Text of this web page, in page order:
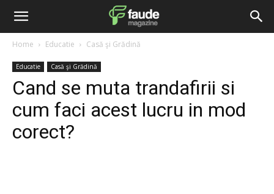
Home Educatie Casă şi Grădină
Educatie Casă şi Grădină
Cand se muta trandafirii si
cum faci acest lucru in mod
corect?